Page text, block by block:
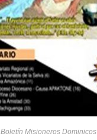
Boletín Misioneros Dominicos